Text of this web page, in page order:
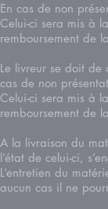
En cas de non
Celui-ci sera mis à
remboursement de
Le livreur se doit
cas de non
Celui-ci sera mis à
remboursement de
A la livraison du
l’état de celui-ci,
L’entretien du
aucun cas il ne